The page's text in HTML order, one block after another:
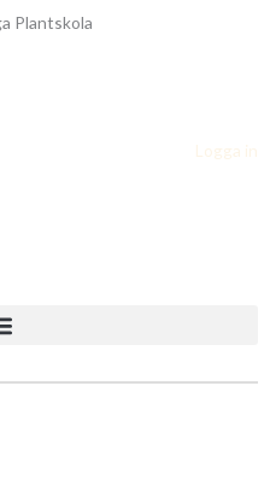
Plantskola
Logga in